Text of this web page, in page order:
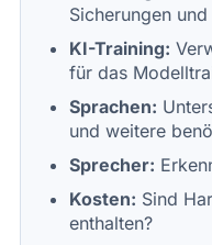
Sicherungen
KI-Training:
für das
Sprachen:
und weitere
Sprecher:
Kosten: Sind
enthalten?